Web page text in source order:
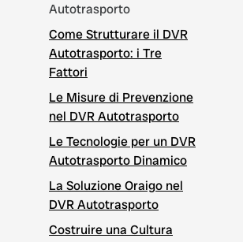
Autotrasporto
Come Strutturare il DVR
Autotrasporto: i Tre
Fattori
Le Misure di Prevenzione
nel DVR Autotrasporto
Le Tecnologie per un DVR
Autotrasporto Dinamico
La Soluzione Oraigo nel
DVR Autotrasporto
Costruire una Cultura